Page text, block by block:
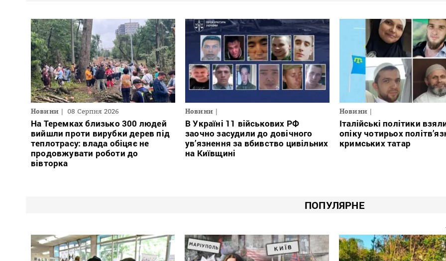
Новини 08 Серпня 2026
На Теремках близько 300 людей
вийшли проти вирубки дерев під
теплотрасу: влада обіцяє не
продовжувати роботи до
вівторка
Новини
В Україні 11 військових РФ
заочно засудили до довічного
ув’язнення за вбивство цивільних
на Київщині
Новини
Італійські політики
опіку чотирьох
кримських татар
ПОПУЛЯРНЕ